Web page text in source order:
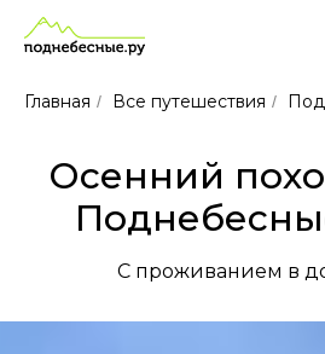
Главная / Все путешествия /
Осенний
С проживанием в